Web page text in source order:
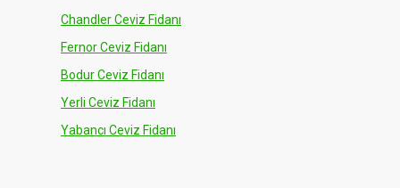
Chandler Ceviz Fidanı
Fernor Ceviz Fidanı
Bodur Ceviz Fidanı
Yerli Ceviz Fidanı
Yabancı Ceviz Fidanı